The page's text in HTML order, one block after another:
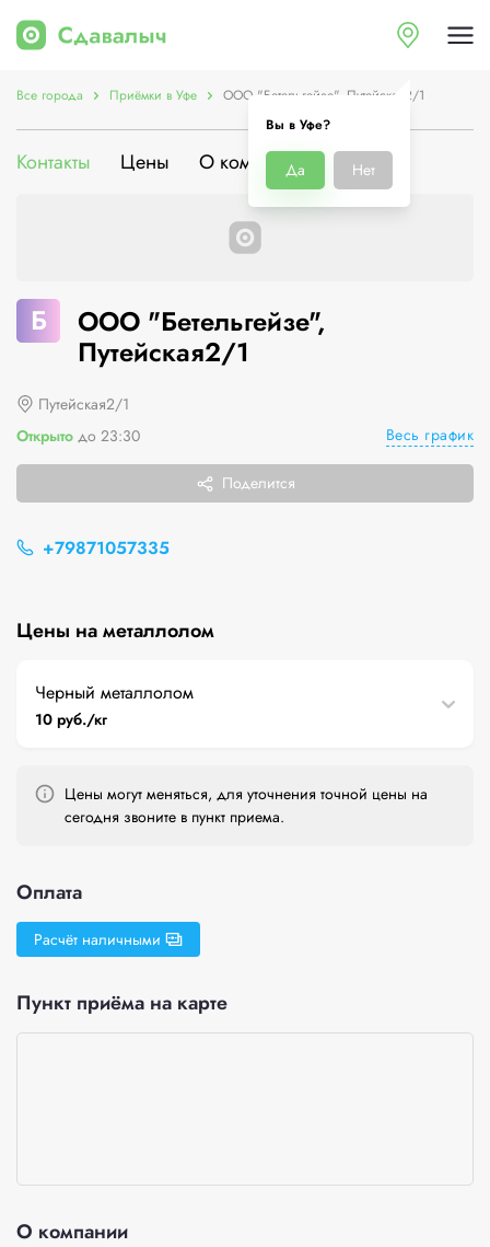
Вы в Уфе?
Да Нет
Все города Приёмки в Уфе ООО "Бетельгейзе", Путейская2/1
Контакты Цены О компании
Б
ООО "Бетельгейзе",
Путейская2/1
Путейская2/1
Открыто до 23:30 Весь график
Поделится
+79871057335
Цены на металлолом
Черный металлолом
10 руб./кг
Цены могут меняться, для уточнения точной цены на
сегодня звоните в пункт приема.
Оплата
Расчёт наличными
Пункт приёма на карте
О компании